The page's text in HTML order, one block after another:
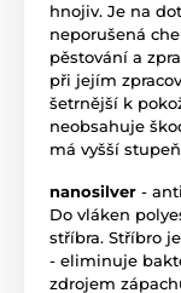
hnojiv. Je na
neporušená
pěstování a
při jejím
šetrnější k
neobsahuje
má vyšší
nanosilver -
Do vláken
stříbra. Stříbro
- eliminuje
zdrojem